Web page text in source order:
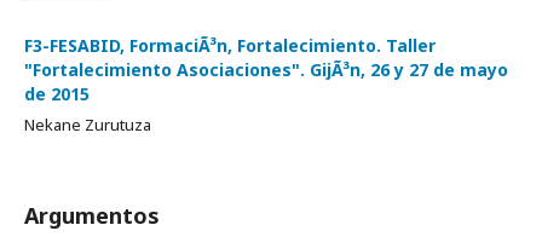
F3-FESABID, FormaciÃ³n, Fortalecimiento. Taller
"Fortalecimiento Asociaciones". GijÃ³n, 26 y 27 de mayo
de 2015
Nekane Zurutuza
Argumentos